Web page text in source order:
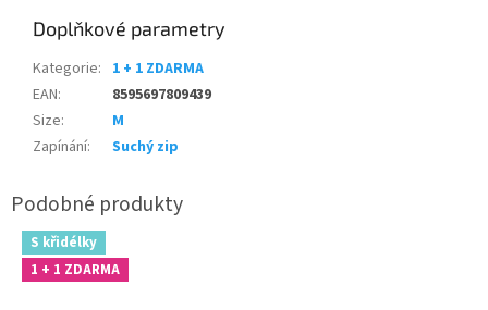
Doplňkové parametry
Kategorie: 1 + 1 ZDARMA
EAN:
8595697809439
Size:
M
Zapínání: Suchý zip
S křidélky
1 + 1 ZDARMA